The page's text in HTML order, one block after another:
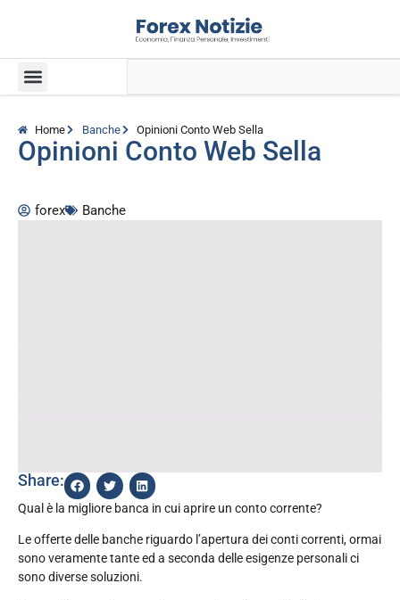
Home Banche Opinioni Conto Web Sella
Opinioni Conto Web Sella
forex Banche
Share:
Qual è la migliore banca in cui aprire un conto corrente?
Le offerte delle banche riguardo l’apertura dei conti correnti, ormai
sono veramente tante ed a seconda delle esigenze personali ci
sono diverse soluzioni.